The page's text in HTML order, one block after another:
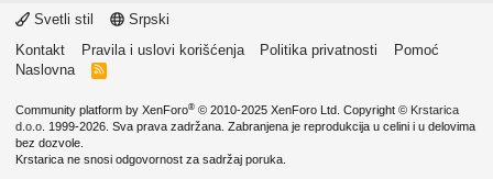
Svetli stil
Srpski
Kontakt
Pravila i uslovi korišćenja Politika privatnosti
Pomoć
Naslovna
R
Community platform by XenForo® © 2010-2025 XenForo Ltd. Copyright © Krstarica
d.o.o. 1999-2026. Sva prava zadržana. Zabranjena je reprodukcija u celini i u delovima
bez dozvole.
Krstarica ne snosi odgovornost za sadržaj poruka.